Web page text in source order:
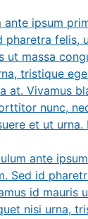
ante ipsum
massa
tristique
at. Vivamus
nunc,
et ut
ante
Sed id
id mauris
nisi urna,